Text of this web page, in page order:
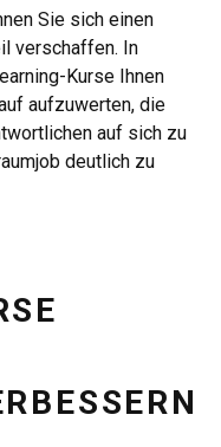
Sie sich einen
verschaffen. In
Kurse Ihnen
aufzuwerten, die
auf sich zu
deutlich zu